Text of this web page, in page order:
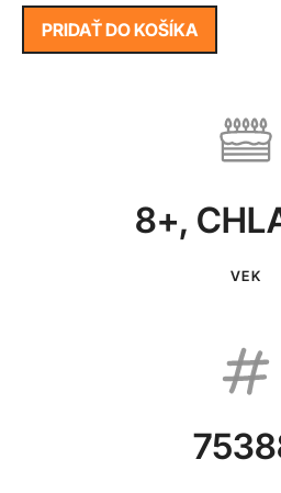
PRIDAŤ DO KOŠÍKA
8+,
VEK